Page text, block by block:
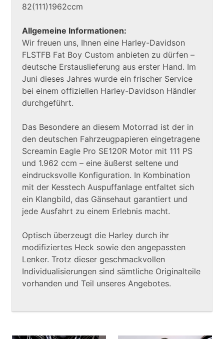
82(111)1962ccm
Allgemeine Informationen:
Wir freuen uns, Ihnen eine Harley-Davidson
FLSTFB Fat Boy Custom anbieten zu dürfen –
deutsche Erstauslieferung aus erster Hand. Im
Juni dieses Jahres wurde ein frischer Service
bei einem offiziellen Harley-Davidson Händler
durchgeführt.
Das Besondere an diesem Motorrad ist der in
den deutschen Fahrzeugpapieren eingetragene
Screamin Eagle Pro SE120R Motor mit 111 PS
und 1.962 ccm – eine äußerst seltene und
eindrucksvolle Konfiguration. In Kombination
mit der Kesstech Auspuffanlage entfaltet sich
ein Klangbild, das Gänsehaut garantiert und
jede Ausfahrt zu einem Erlebnis macht.
Optisch überzeugt die Harley durch ihr
modifiziertes Heck sowie den angepassten
Lenker. Trotz dieser geschmackvollen
Individualisierungen sind sämtliche Originalteile
vorhanden und Teil unseres Angebotes.